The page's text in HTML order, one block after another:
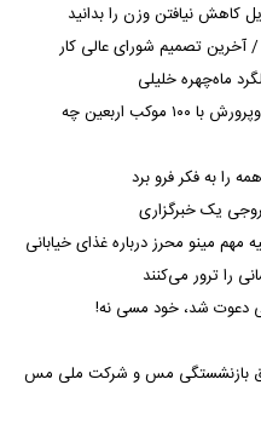
کاهش نیافتن وزن را بدانید
/ آخرین تصمیم شورای عالی کار
ماه‌چهره خلیلی
مدارس بی‌معلم در انتظار اعتبار؛ آموزش‌وپرورش با ۱۰۰ موکب اربعین چه
را به فکر فرو برد
یک خبرگزاری
مهم مینو محرز درباره غذای خیابانی
را ترور می‌کنند
دعوت شد، خود مسی نه!
بازنشستگی مس و شرکت ملی مس